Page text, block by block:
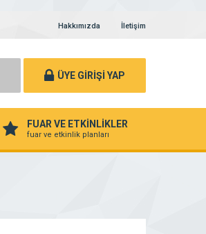
Hakkımızda İletişim
ÜYE GİRİŞİ YAP
FUAR VE ETKİNLİKLER
fuar ve etkinlik planları